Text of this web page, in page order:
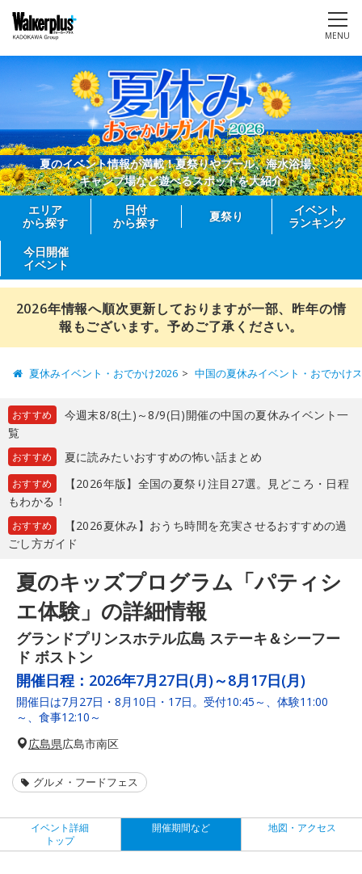
MENU
夏のイベント情報が満載！夏祭りやプール、海水浴場、
キャンプ場など遊べるスポットを大紹介
エリア
から探す
日付
から探す
夏祭り
イベント
ランキング
今日開催
イベント
2026年情報へ順次更新しておりますが一部、昨年の情
報もございます。予めご了承ください。
夏休みイベント・おでかけ2026 中国の夏休みイベント・おでかけ
おすすめ
今週末8/8(土)～8/9(日)開催の中国の夏休みイベント一
覧
おすすめ 夏に読みたいおすすめの怖い話まとめ
おすすめ
【2026年版】全国の夏祭り注目27選。見どころ・日程
もわかる！
おすすめ
【2026夏休み】おうち時間を充実させるおすすめの過
ごし方ガイド
夏のキッズプログラム「パティシ
エ体験」の詳細情報
グランドプリンスホテル広島 ステーキ＆シーフー
ド ボストン
開催日程： 2026年7月27日(月)～8月17日(月)
開催日は7月27日・8月10日・17日。受付10:45～、体験11:00
～、食事12:10～
広島県広島市南区
グルメ・フードフェス
イベント詳細
トップ
開催期間など 地図・アクセス